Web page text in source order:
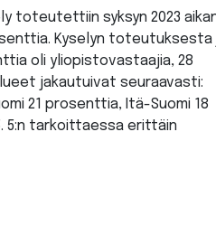
toteutettiin syksyn 2023
Kyselyn toteutuksesta
oli yliopistovastaajia, 28
jakautuivat seuraavasti:
21 prosenttia, Itä-Suomi 18
5:n tarkoittaessa erittäin